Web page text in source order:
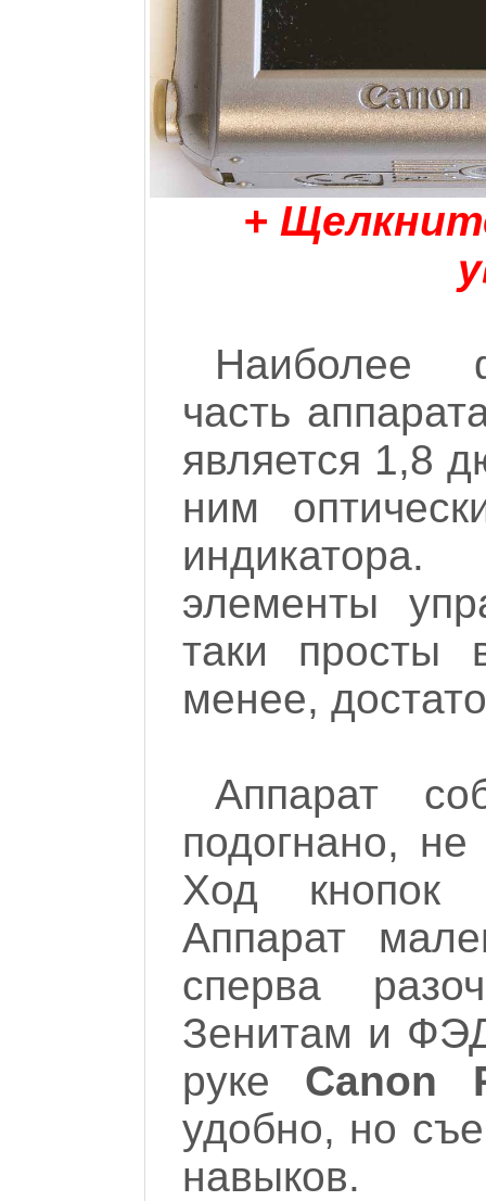
+
Наиболее
часть
является 1,8
ним
элементы
таки просты
менее,
Аппарат
подогнано,
Ход кнопок
Аппарат
сперва
Зенитам и
руке Canon
удобно, но
навыков.